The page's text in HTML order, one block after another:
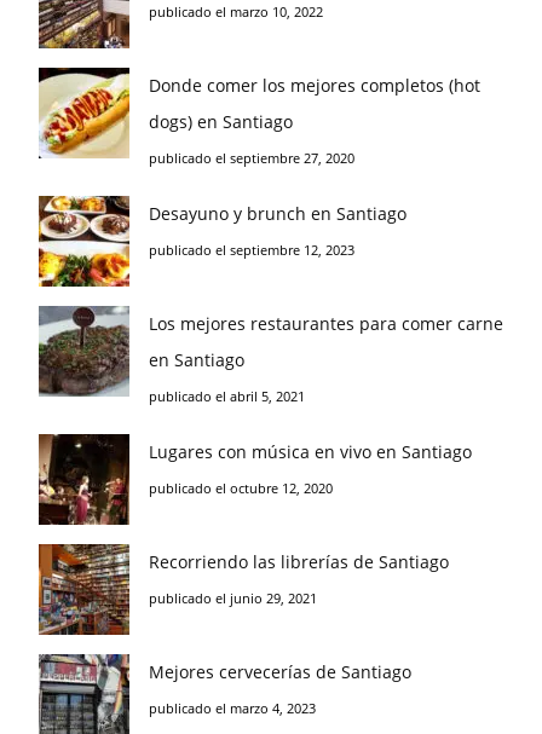
publicado el marzo 10, 2022
Donde comer los mejores completos (hot
dogs) en Santiago
publicado el septiembre 27, 2020
Desayuno y brunch en Santiago
publicado el septiembre 12, 2023
Los mejores restaurantes para comer carne
en Santiago
publicado el abril 5, 2021
Lugares con música en vivo en Santiago
publicado el octubre 12, 2020
Recorriendo las librerías de Santiago
publicado el junio 29, 2021
Mejores cervecerías de Santiago
publicado el marzo 4, 2023